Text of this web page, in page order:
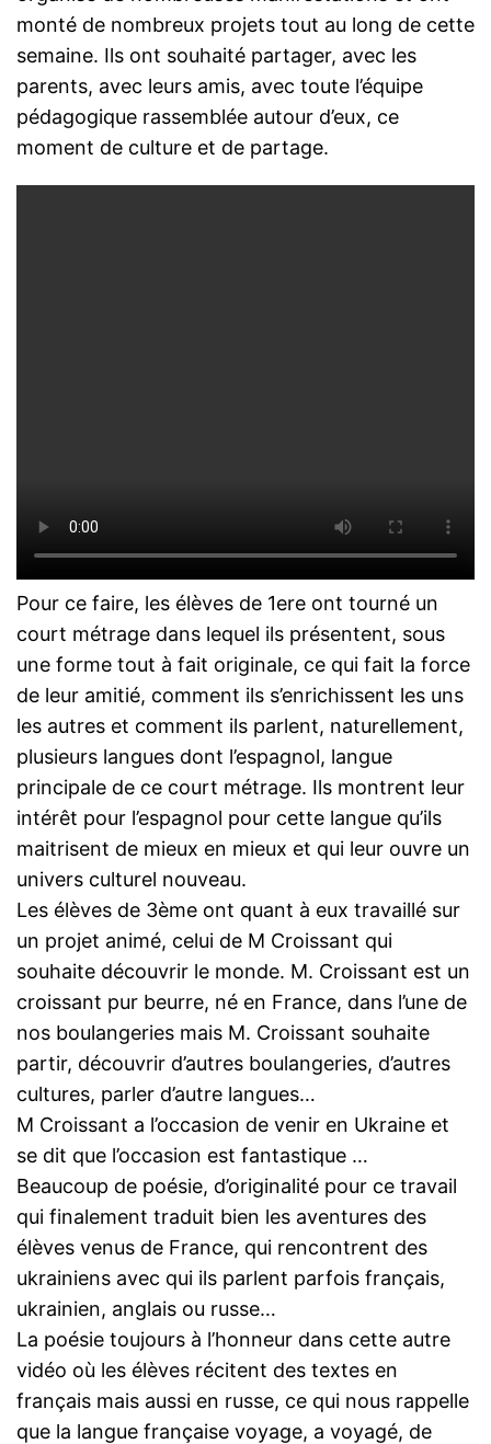
monté de nombreux projets tout au long de cette
semaine. Ils ont souhaité partager, avec les
parents, avec leurs amis, avec toute l’équipe
pédagogique rassemblée autour d’eux, ce
moment de culture et de partage.
Pour ce faire, les élèves de 1ere ont tourné un
court métrage dans lequel ils présentent, sous
une forme tout à fait originale, ce qui fait la force
de leur amitié, comment ils s’enrichissent les uns
les autres et comment ils parlent, naturellement,
plusieurs langues dont l’espagnol, langue
principale de ce court métrage. Ils montrent leur
intérêt pour l’espagnol pour cette langue qu’ils
maitrisent de mieux en mieux et qui leur ouvre un
univers culturel nouveau.
Les élèves de 3ème ont quant à eux travaillé sur
un projet animé, celui de M Croissant qui
souhaite découvrir le monde. M. Croissant est un
croissant pur beurre, né en France, dans l’une de
nos boulangeries mais M. Croissant souhaite
partir, découvrir d’autres boulangeries, d’autres
cultures, parler d’autre langues…
M Croissant a l’occasion de venir en Ukraine et
se dit que l’occasion est fantastique …
Beaucoup de poésie, d’originalité pour ce travail
qui finalement traduit bien les aventures des
élèves venus de France, qui rencontrent des
ukrainiens avec qui ils parlent parfois français,
ukrainien, anglais ou russe…
La poésie toujours à l’honneur dans cette autre
vidéo où les élèves récitent des textes en
français mais aussi en russe, ce qui nous rappelle
que la langue française voyage, a voyagé, de